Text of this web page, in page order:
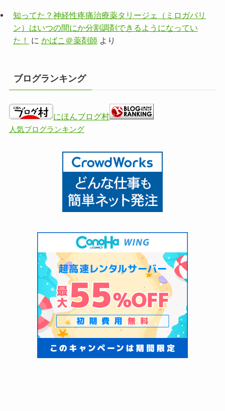
知ってた？神経性疼痛治療薬タリージェ（ミロガバリ
ン）はいつの間にか分割調剤できるようになってい
た！
に かばこ＠薬剤師 より
ブログランキング
にほんブログ村
人気ブログランキング